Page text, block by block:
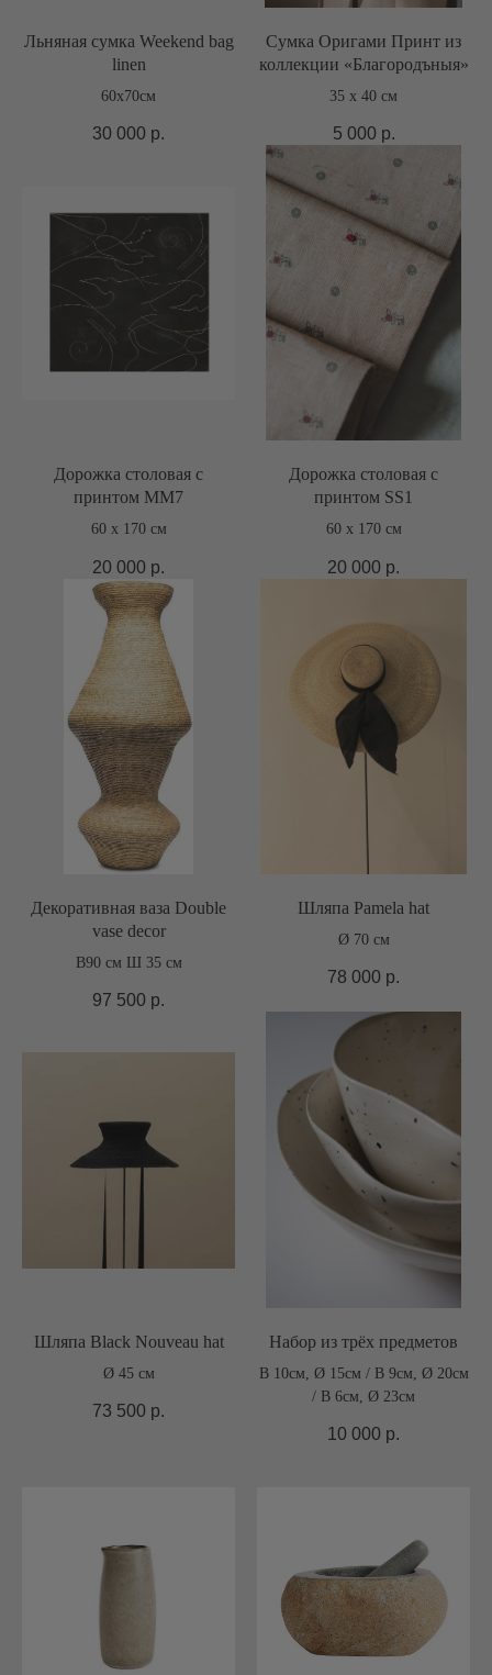
Льняная сумка Weekend bag
linen
60x70см
30 000 р.
Сумка Оригами Принт из
коллекции «Благородъныя»
35 х 40 см
5 000 р.
Дорожка столовая с
принтом ММ7
60 х 170 см
20 000 р.
Дорожка столовая с
принтом SS1
60 х 170 см
20 000 р.
Декоративная ваза Double
vase decor
В90 см Ш 35 см
97 500 р.
Шляпа Pamela hat
Ø 70 см
78 000 р.
Шляпа Black Nouveau hat
Ø 45 см
73 500 р.
Набор из трёх предметов
В 10см, Ø 15см / В 9см, Ø 20см
/ В 6см, Ø 23см
10 000 р.